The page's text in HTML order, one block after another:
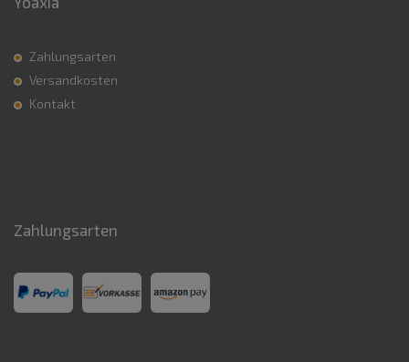
Zahlungsarten
Versandkosten
Kontakt
Zahlungsarten